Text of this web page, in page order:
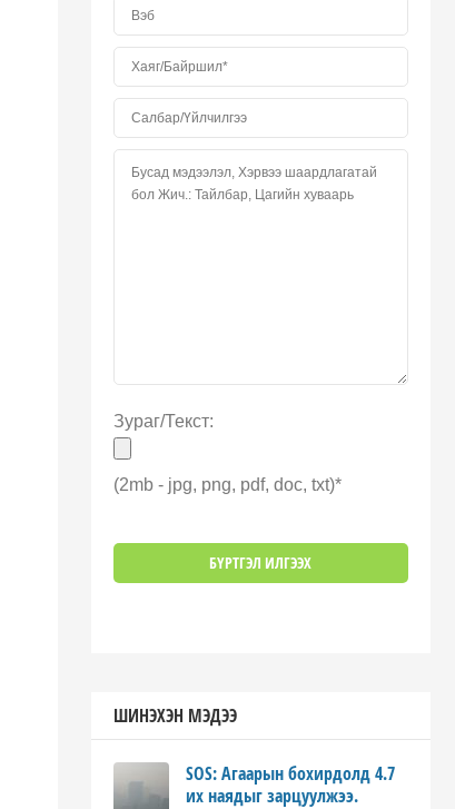
Зураг/Текст:
(2mb - jpg, png, pdf, doc, txt)*
ШИНЭХЭН МЭДЭЭ
SOS: Агаарын бохирдолд 4.7
их наядыг зарцуулжээ.